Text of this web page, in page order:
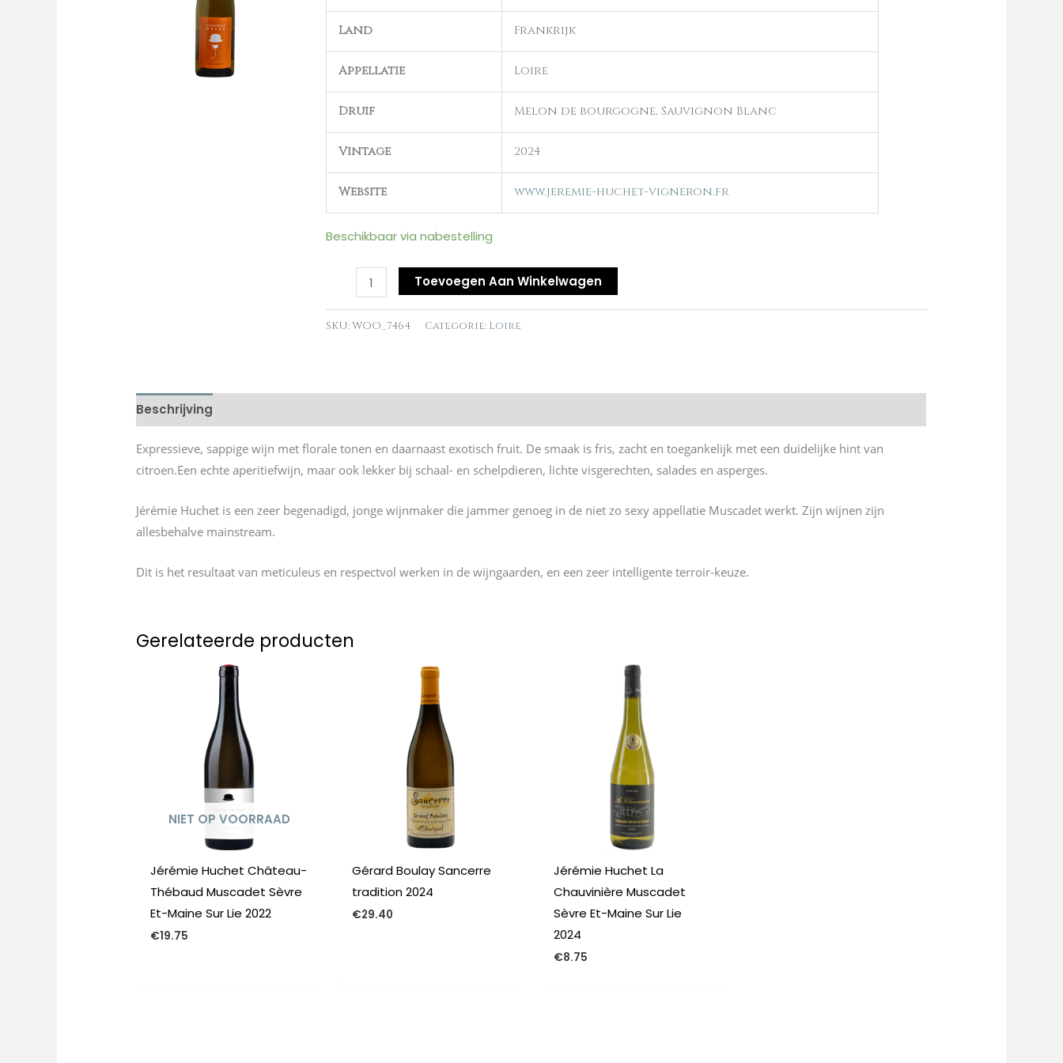
Land Frankrijk
Appellatie Loire
Druif Melon de bourgogne, Sauvignon Blanc
Vintage 2024
Website www.jeremie-huchet-vigneron.fr
Beschikbaar via nabestelling
2024
aantal
Toevoegen Aan Winkelwagen
SKU:WOO_7464 Categorie: Loire
Beschrijving
Expressieve, sappige wijn met florale tonen en daarnaast exotisch fruit. De smaak is fris, zacht en toegankelijk met een duidelijke hint van
citroen.Een echte aperitiefwijn, maar ook lekker bij schaal- en schelpdieren, lichte visgerechten, salades en asperges.
Jérémie Huchet is een zeer begenadigd, jonge wijnmaker die jammer genoeg in de niet zo sexy appellatie Muscadet werkt. Zijn wijnen zijn
allesbehalve mainstream.
Dit is het resultaat van meticuleus en respectvol werken in de wijngaarden, en een zeer intelligente terroir-keuze.
Gerelateerde producten
NIET OP VOORRAAD
Jérémie Huchet Château-
Thébaud Muscadet Sèvre
Et-Maine Sur Lie 2022
€19.75
Gérard Boulay Sancerre
tradition 2024
€29.40
Jérémie Huchet La
Chauvinière Muscadet
Sèvre Et-Maine Sur Lie
2024
€8.75